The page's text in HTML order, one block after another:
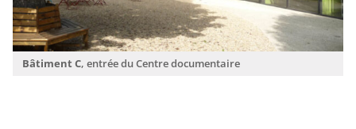
Bâtiment C, entrée du Centre documentaire